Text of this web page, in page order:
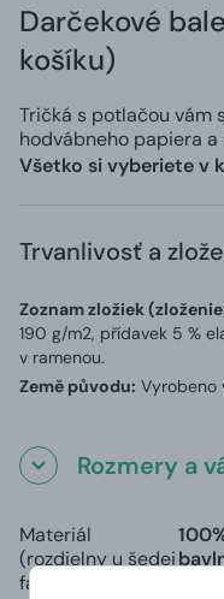
Darčekové
košíku)
Tričká s potlačou vám
hodvábneho papiera
Všetko si vyberiete v
Trvanlivosť a
Zoznam zložiek
190 g/m2, přídavek 5 %
v ramenou.
Země původu: Vyrobeno
Rozmery a
Materiál
(rozdielny u šedej
farby):